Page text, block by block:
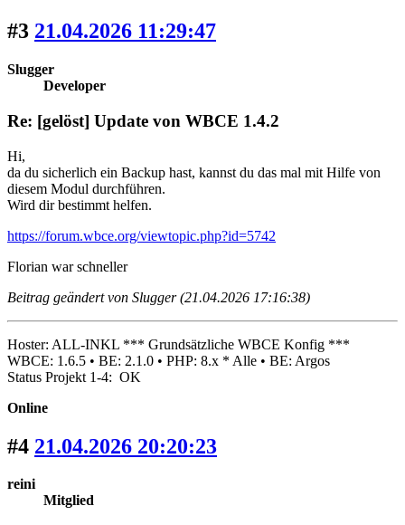
#3 21.04.2026 11:29:47
Slugger
Developer
Re: [gelöst] Update von WBCE 1.4.2
Hi,
da du sicherlich ein Backup hast, kannst du das mal mit Hilfe von
diesem Modul durchführen.
Wird dir bestimmt helfen.
https://forum.wbce.org/viewtopic.php?id=5742
Florian war schneller
Beitrag geändert von Slugger (21.04.2026 17:16:38)
Hoster: ALL-INKL *** Grundsätzliche WBCE Konfig ***
WBCE: 1.6.5 • BE: 2.1.0 • PHP: 8.x * Alle • BE: Argos
Status Projekt 1-4: OK
Online
#4 21.04.2026 20:20:23
reini
Mitglied